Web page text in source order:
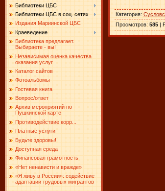
Библиотеки ЦБС
Библиотеки ЦБС в соц. сетях
Издания Мариинской ЦБС
Краеведение
Библиотека предлагает.
Выбираете - вы!
Независимая оценка качества
оказания услуг
Каталог сайтов
Фотоальбомы
Гостевая книга
Вопрос/ответ
Архив мероприятий по
Пушкинской карте
Противодействие корр...
Платные услуги
Будьте здоровы!
Доступная среда
Финансовая грамотность
«Нет ненависти и вражде»
«Я живу в России»: содействие
адаптации трудовых мигрантов
Категория:
Просмотров: 585 |